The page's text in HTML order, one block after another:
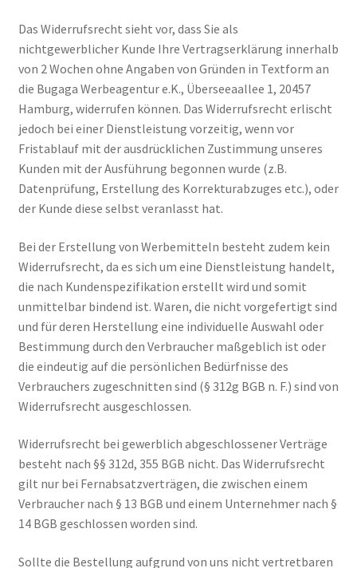
Das Widerrufsrecht sieht vor, dass Sie als
nichtgewerblicher Kunde Ihre Vertragserklärung innerhalb
von 2 Wochen ohne Angaben von Gründen in Textform an
die Bugaga Werbeagentur e.K., Überseeaallee 1, 20457
Hamburg, widerrufen können. Das Widerrufsrecht erlischt
jedoch bei einer Dienstleistung vorzeitig, wenn vor
Fristablauf mit der ausdrücklichen Zustimmung unseres
Kunden mit der Ausführung begonnen wurde (z.B.
Datenprüfung, Erstellung des Korrekturabzuges etc.), oder
der Kunde diese selbst veranlasst hat.
Bei der Erstellung von Werbemitteln besteht zudem kein
Widerrufsrecht, da es sich um eine Dienstleistung handelt,
die nach Kundenspezifikation erstellt wird und somit
unmittelbar bindend ist. Waren, die nicht vorgefertigt sind
und für deren Herstellung eine individuelle Auswahl oder
Bestimmung durch den Verbraucher maßgeblich ist oder
die eindeutig auf die persönlichen Bedürfnisse des
Verbrauchers zugeschnitten sind (§ 312g BGB n. F.) sind von
Widerrufsrecht ausgeschlossen.
Widerrufsrecht bei gewerblich abgeschlossener Verträge
besteht nach §§ 312d, 355 BGB nicht. Das Widerrufsrecht
gilt nur bei Fernabsatzverträgen, die zwischen einem
Verbraucher nach § 13 BGB und einem Unternehmer nach §
14 BGB geschlossen worden sind.
Sollte die Bestellung aufgrund von uns nicht vertretbaren